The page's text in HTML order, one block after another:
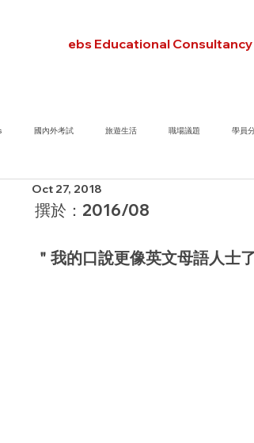
ebs Educational Consultancy
國內外考試 旅遊生活 職場議題 學員
Oct 27, 2018
撰於：2016/08
＂我的口說更像英文母語人士